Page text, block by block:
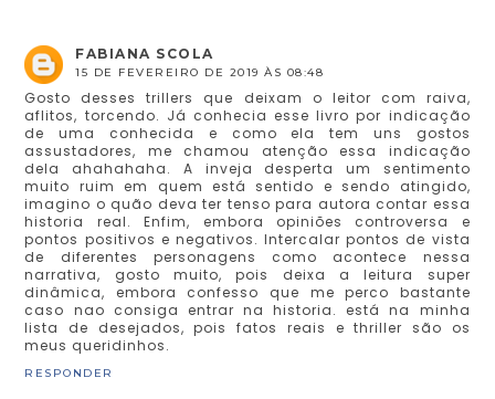
FABIANA SCOLA
15 DE FEVEREIRO DE 2019 ÀS 08:48
Gosto desses trillers que deixam o leitor com raiva,
aflitos, torcendo. Já conhecia esse livro por indicação
de uma conhecida e como ela tem uns gostos
assustadores, me chamou atenção essa indicação
dela ahahahaha. A inveja desperta um sentimento
muito ruim em quem está sentido e sendo atingido,
imagino o quão deva ter tenso para autora contar essa
historia real. Enfim, embora opiniões controversa e
pontos positivos e negativos. Intercalar pontos de vista
de diferentes personagens como acontece nessa
narrativa, gosto muito, pois deixa a leitura super
dinâmica, embora confesso que me perco bastante
caso nao consiga entrar na historia. está na minha
lista de desejados, pois fatos reais e thriller são os
meus queridinhos.
RESPONDER